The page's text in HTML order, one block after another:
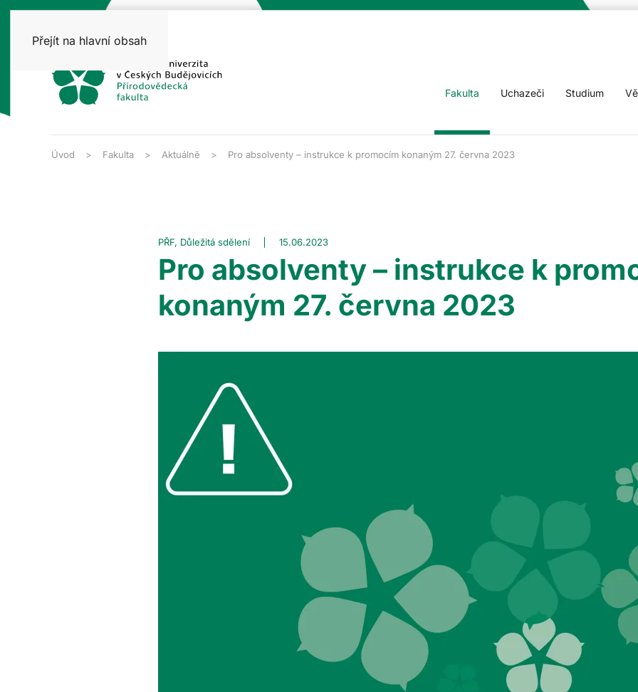
Přejít na hlavní obsah
Fakulta Uchazeči Studium
Úvod Fakulta Aktuálně Pro absolventy – instrukce k promocím konaným 27. června 2023
PŘF, Důležitá sdělení 15.06.2023
Pro absolventy – instrukce k
konaným 27. června 2023